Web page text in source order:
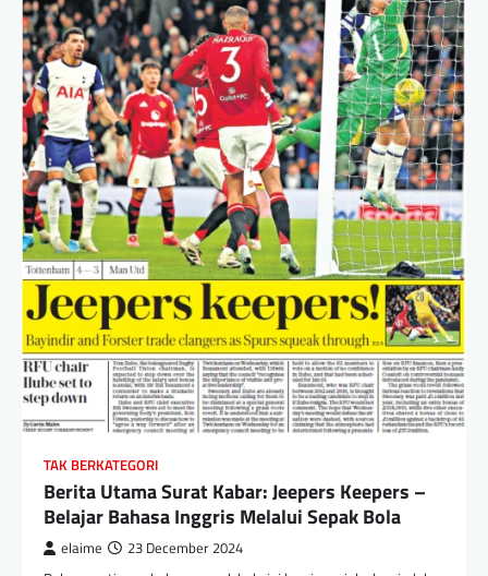
TAK BERKATEGORI
Berita Utama Surat Kabar: Jeepers Keepers –
Belajar Bahasa Inggris Melalui Sepak Bola
elaime 23 December 2024